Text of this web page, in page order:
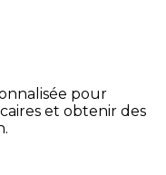
pour
et obtenir des